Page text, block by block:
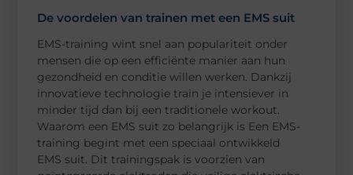
De voordelen van trainen met een EMS suit
EMS-training wint snel aan populariteit onder
mensen die op een efficiënte manier aan hun
gezondheid en conditie willen werken. Dankzij
innovatieve technologie train je intensiever in
minder tijd dan bij een traditionele workout.
Waarom een EMS suit zo belangrijk is Een EMS-
training begint met een speciaal ontwikkeld
EMS suit. Dit trainingspak is voorzien van